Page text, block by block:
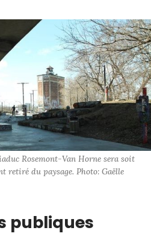
Rosemont-Van Horne sera soit
retiré du paysage. Photo: Gaëlle
publiques